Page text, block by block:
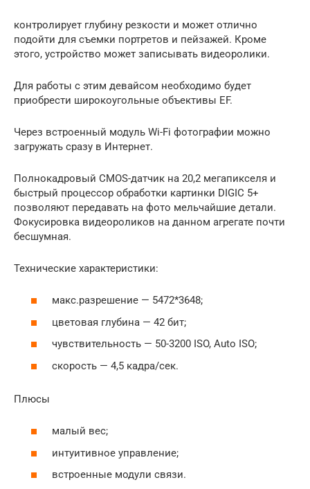
контролирует глубину резкости и может отлично
подойти для съемки портретов и пейзажей. Кроме
этого, устройство может записывать видеоролики.
Для работы с этим девайсом необходимо будет
приобрести широкоугольные объективы EF.
Через встроенный модуль Wi-Fi фотографии можно
загружать сразу в Интернет.
Полнокадровый CMOS-датчик на 20,2 мегапикселя и
быстрый процессор обработки картинки DIGIC 5+
позволяют передавать на фото мельчайшие детали.
Фокусировка видеороликов на данном агрегате почти
бесшумная.
Технические характеристики:
макс.разрешение — 5472*3648;
цветовая глубина — 42 бит;
чувствительность — 50-3200 ISO, Auto ISO;
скорость — 4,5 кадра/сек.
Плюсы
малый вес;
интуитивное управление;
встроенные модули связи.